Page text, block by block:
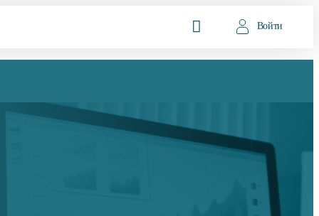
Войти